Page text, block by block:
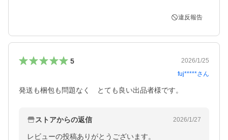
違反報告
5
2026/1/25
fuj*****さん
発送も梱包も問題なく　とても良い出品者様です。
ストアからの返信 2026/1/27
レビューの投稿ありがとうございます。